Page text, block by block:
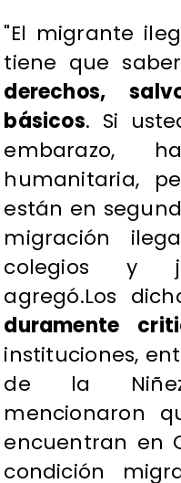
"El migrante
tiene que
derechos,
básicos. Si
embarazo,
humanitaria,
están en
migración
colegios y
agregó.Los
duramente
instituciones,
de la
mencionaron
encuentran en
condición